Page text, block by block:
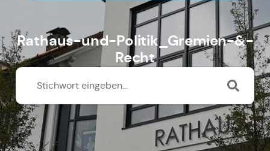
Rathaus-und-Politik_Gremien-&-
Recht